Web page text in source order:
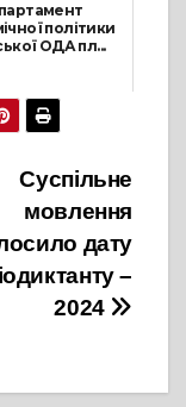
політики
ОДА пл...
2025
Суспільне
мовлення
дату
–
2024